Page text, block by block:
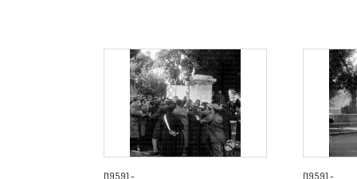
[1959] - [1959] -